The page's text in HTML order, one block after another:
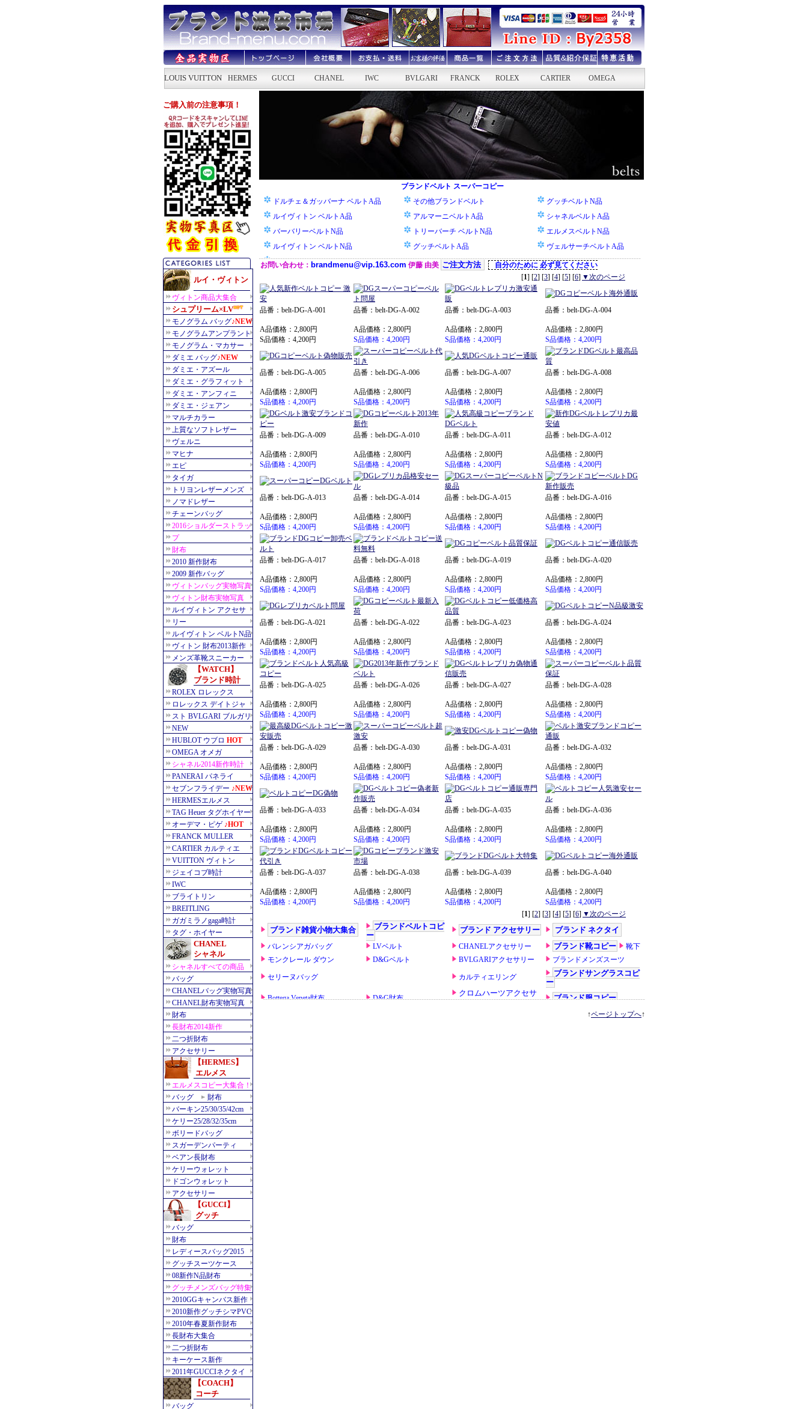
[1] [2] [3] [4] [5] [6] ▼次のページ
品番：belt-DG-A-001
A品価格：2,800円
S品価格：4,200円
品番：belt-DG-A-002
A品価格：2,800円
S品価格：4,200円
品番：belt-DG-A-003
A品価格：2,800円
S品価格：4,200円
品番：belt-DG-A-004
A品価格：2,800円
S品価格：4,200円
品番：belt-DG-A-005
A品価格：2,800円
S品価格：4,200円
品番：belt-DG-A-006
A品価格：2,800円
S品価格：4,200円
品番：belt-DG-A-007
A品価格：2,800円
S品価格：4,200円
品番：belt-DG-A-008
A品価格：2,800円
S品価格：4,200円
品番：belt-DG-A-009
A品価格：2,800円
S品価格：4,200円
品番：belt-DG-A-010
A品価格：2,800円
S品価格：4,200円
品番：belt-DG-A-011
A品価格：2,800円
S品価格：4,200円
品番：belt-DG-A-012
A品価格：2,800円
S品価格：4,200円
品番：belt-DG-A-013
A品価格：2,800円
S品価格：4,200円
品番：belt-DG-A-014
A品価格：2,800円
S品価格：4,200円
品番：belt-DG-A-015
A品価格：2,800円
S品価格：4,200円
品番：belt-DG-A-016
A品価格：2,800円
S品価格：4,200円
品番：belt-DG-A-017
A品価格：2,800円
S品価格：4,200円
品番：belt-DG-A-018
A品価格：2,800円
S品価格：4,200円
品番：belt-DG-A-019
A品価格：2,800円
S品価格：4,200円
品番：belt-DG-A-020
A品価格：2,800円
S品価格：4,200円
品番：belt-DG-A-021
A品価格：2,800円
S品価格：4,200円
品番：belt-DG-A-022
A品価格：2,800円
S品価格：4,200円
品番：belt-DG-A-023
A品価格：2,800円
S品価格：4,200円
品番：belt-DG-A-024
A品価格：2,800円
S品価格：4,200円
品番：belt-DG-A-025
A品価格：2,800円
S品価格：4,200円
品番：belt-DG-A-026
A品価格：2,800円
S品価格：4,200円
品番：belt-DG-A-027
A品価格：2,800円
S品価格：4,200円
品番：belt-DG-A-028
A品価格：2,800円
S品価格：4,200円
品番：belt-DG-A-029
A品価格：2,800円
S品価格：4,200円
品番：belt-DG-A-030
A品価格：2,800円
S品価格：4,200円
品番：belt-DG-A-031
A品価格：2,800円
S品価格：4,200円
品番：belt-DG-A-032
A品価格：2,800円
S品価格：4,200円
品番：belt-DG-A-033
A品価格：2,800円
S品価格：4,200円
品番：belt-DG-A-034
A品価格：2,800円
S品価格：4,200円
品番：belt-DG-A-035
A品価格：2,800円
S品価格：4,200円
品番：belt-DG-A-036
A品価格：2,800円
S品価格：4,200円
品番：belt-DG-A-037
A品価格：2,800円
S品価格：4,200円
品番：belt-DG-A-038
A品価格：2,800円
S品価格：4,200円
品番：belt-DG-A-039
A品価格：2,800円
S品価格：4,200円
品番：belt-DG-A-040
A品価格：2,800円
S品価格：4,200円
[1] [2] [3] [4] [5] [6] ▼次のページ
↑ページトップへ↑